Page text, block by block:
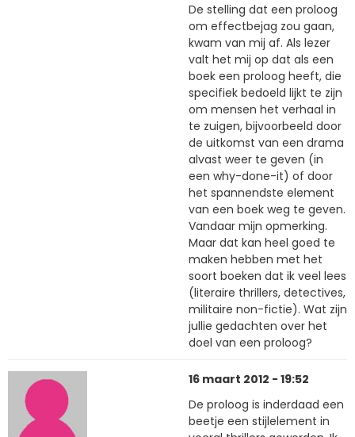
De stelling dat een proloog
om effectbejag zou gaan,
kwam van mij af. Als lezer
valt het mij op dat als een
boek een proloog heeft, die
specifiek bedoeld lijkt te zijn
om mensen het verhaal in
te zuigen, bijvoorbeeld door
de uitkomst van een drama
alvast weer te geven (in
een why-done-it) of door
het spannendste element
van een boek weg te geven.
Vandaar mijn opmerking.
Maar dat kan heel goed te
maken hebben met het
soort boeken dat ik veel lees
(literaire thrillers, detectives,
militaire non-fictie). Wat zijn
jullie gedachten over het
doel van een proloog?
16 maart 2012 - 19:52
De proloog is inderdaad een
beetje een stijlelement in